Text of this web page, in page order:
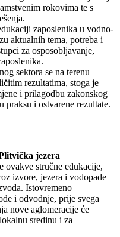
rokovima te s
zaposlenika u vodno-
aktualnih tema, potreba i
za osposobljavanje,
sektora se na terenu
rezultatima, stoga je
i prilagodbu zakonskog
praksu i ostvarene rezultate.
jezera
ovakve stručne edukacije,
izvore, jezera i vodopade
Istovremeno
i odvodnje, prije svega
nove aglomeracije će
sredinu i za